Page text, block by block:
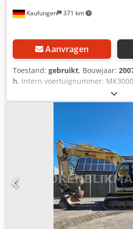
Kaufungen 371 km
Aanvragen
Toestand: gebruikt, Bouwjaar:
h, Intern voertuignummer:
beschikbaar op ons terrein in
* Golec Nutzfahrzeuge GmbH
Russisch) * Viktoria Sologubova
Financiering direct bij ons in huis
NUTZFAHRZEUGE GMBH Wij
Spaans, Pools, Oekraïens,
Iue Aivek